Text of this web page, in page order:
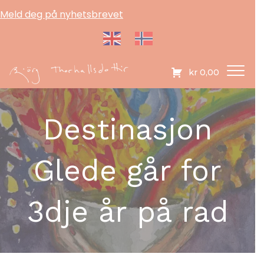
Meld deg på nyhetsbrevet
kr 0,00
Destinasjon
Glede går for
3dje år på rad